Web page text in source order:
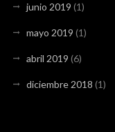
junio 2019 (1)
mayo 2019 (1)
abril 2019 (6)
diciembre 2018 (1)